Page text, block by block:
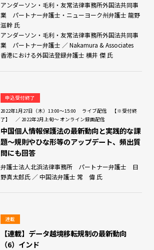
アンダーソン・毛利・友常法律事務所外国法共同事
業 パートナー弁護士・ニューヨーク州弁護士 龍野
滋幹 氏
アンダーソン・毛利・友常法律事務所外国法共同事
業 パートナー弁護士 ／ Nakamura & Associates
香港における外国法登録弁護士 横井 傑 氏
申込受付終了
2022年1月27日（木）13:00～15:00 ライブ配信 【※受付終
了】 ／ 2022年2月上旬～ オンライン録画配信
中国個人情報保護法の最新動向と実践的な課
題～規則やひな形等のアップデート、頻出質
問にも回答
弁護士法人北浜法律事務所 パートナー弁護士 日
野真太郎氏 ／ 中国法弁護士 常 偉 氏
連載
【連載】データ越境移転規制の最新動向
（6）インド